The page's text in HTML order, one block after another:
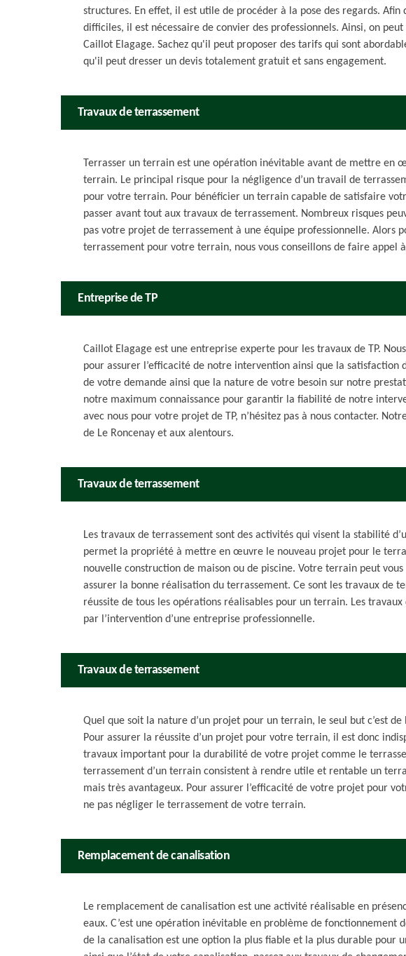
structures. En effet, il est utile de procéder à la pose des regards.
difficiles, il est nécessaire de convier des professionnels. Ainsi, on
Caillot Elagage. Sachez qu'il peut proposer des tarifs qui sont
qu'il peut dresser un devis totalement gratuit et sans engagement.
Travaux de terrassement
Terrasser un terrain est une opération inévitable avant de mettre en
terrain. Le principal risque pour la négligence d’un travail de
pour votre terrain. Pour bénéficier un terrain capable de satisfaire
passer avant tout aux travaux de terrassement. Nombreux risques
pas votre projet de terrassement à une équipe professionnelle. Alors
terrassement pour votre terrain, nous vous conseillons de faire appel
Entreprise de TP
Caillot Elagage est une entreprise experte pour les travaux de TP.
pour assurer l’efficacité de notre intervention ainsi que la satisfaction
de votre demande ainsi que la nature de votre besoin sur notre
notre maximum connaissance pour garantir la fiabilité de notre
avec nous pour votre projet de TP, n’hésitez pas à nous contacter.
de Le Roncenay et aux alentours.
Travaux de terrassement
Les travaux de terrassement sont des activités qui visent la stabilité
permet la propriété à mettre en œuvre le nouveau projet pour le
nouvelle construction de maison ou de piscine. Votre terrain peut
assurer la bonne réalisation du terrassement. Ce sont les travaux de
réussite de tous les opérations réalisables pour un terrain. Les
par l’intervention d’une entreprise professionnelle.
Travaux de terrassement
Quel que soit la nature d’un projet pour un terrain, le seul but c’est
Pour assurer la réussite d’un projet pour votre terrain, il est donc
travaux important pour la durabilité de votre projet comme le
terrassement d’un terrain consistent à rendre utile et rentable un
mais très avantageux. Pour assurer l’efficacité de votre projet pour
ne pas négliger le terrassement de votre terrain.
Remplacement de canalisation
Le remplacement de canalisation est une activité réalisable en
eaux. C’est une opération inévitable en problème de fonctionnement
de la canalisation est une option la plus fiable et la plus durable pour